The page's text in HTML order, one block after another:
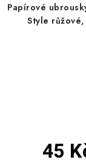
Papírové
Style
45